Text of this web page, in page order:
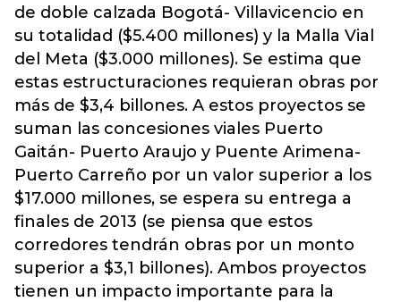
de doble calzada Bogotá- Villavicencio en
su totalidad ($5.400 millones) y la Malla Vial
del Meta ($3.000 millones). Se estima que
estas estructuraciones requieran obras por
más de $3,4 billones. A estos proyectos se
suman las concesiones viales Puerto
Gaitán- Puerto Araujo y Puente Arimena-
Puerto Carreño por un valor superior a los
$17.000 millones, se espera su entrega a
finales de 2013 (se piensa que estos
corredores tendrán obras por un monto
superior a $3,1 billones). Ambos proyectos
tienen un impacto importante para la